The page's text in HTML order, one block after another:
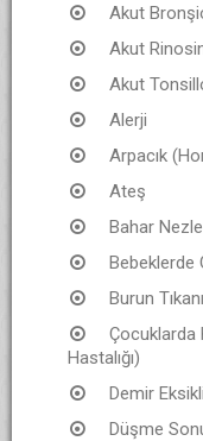
Akut
Akut
Akut
Alerji
Arpacık
Ateş
Bahar
Bebeklerde
Burun
Çocuklarda
Hastalığı)
Demir
Düşme